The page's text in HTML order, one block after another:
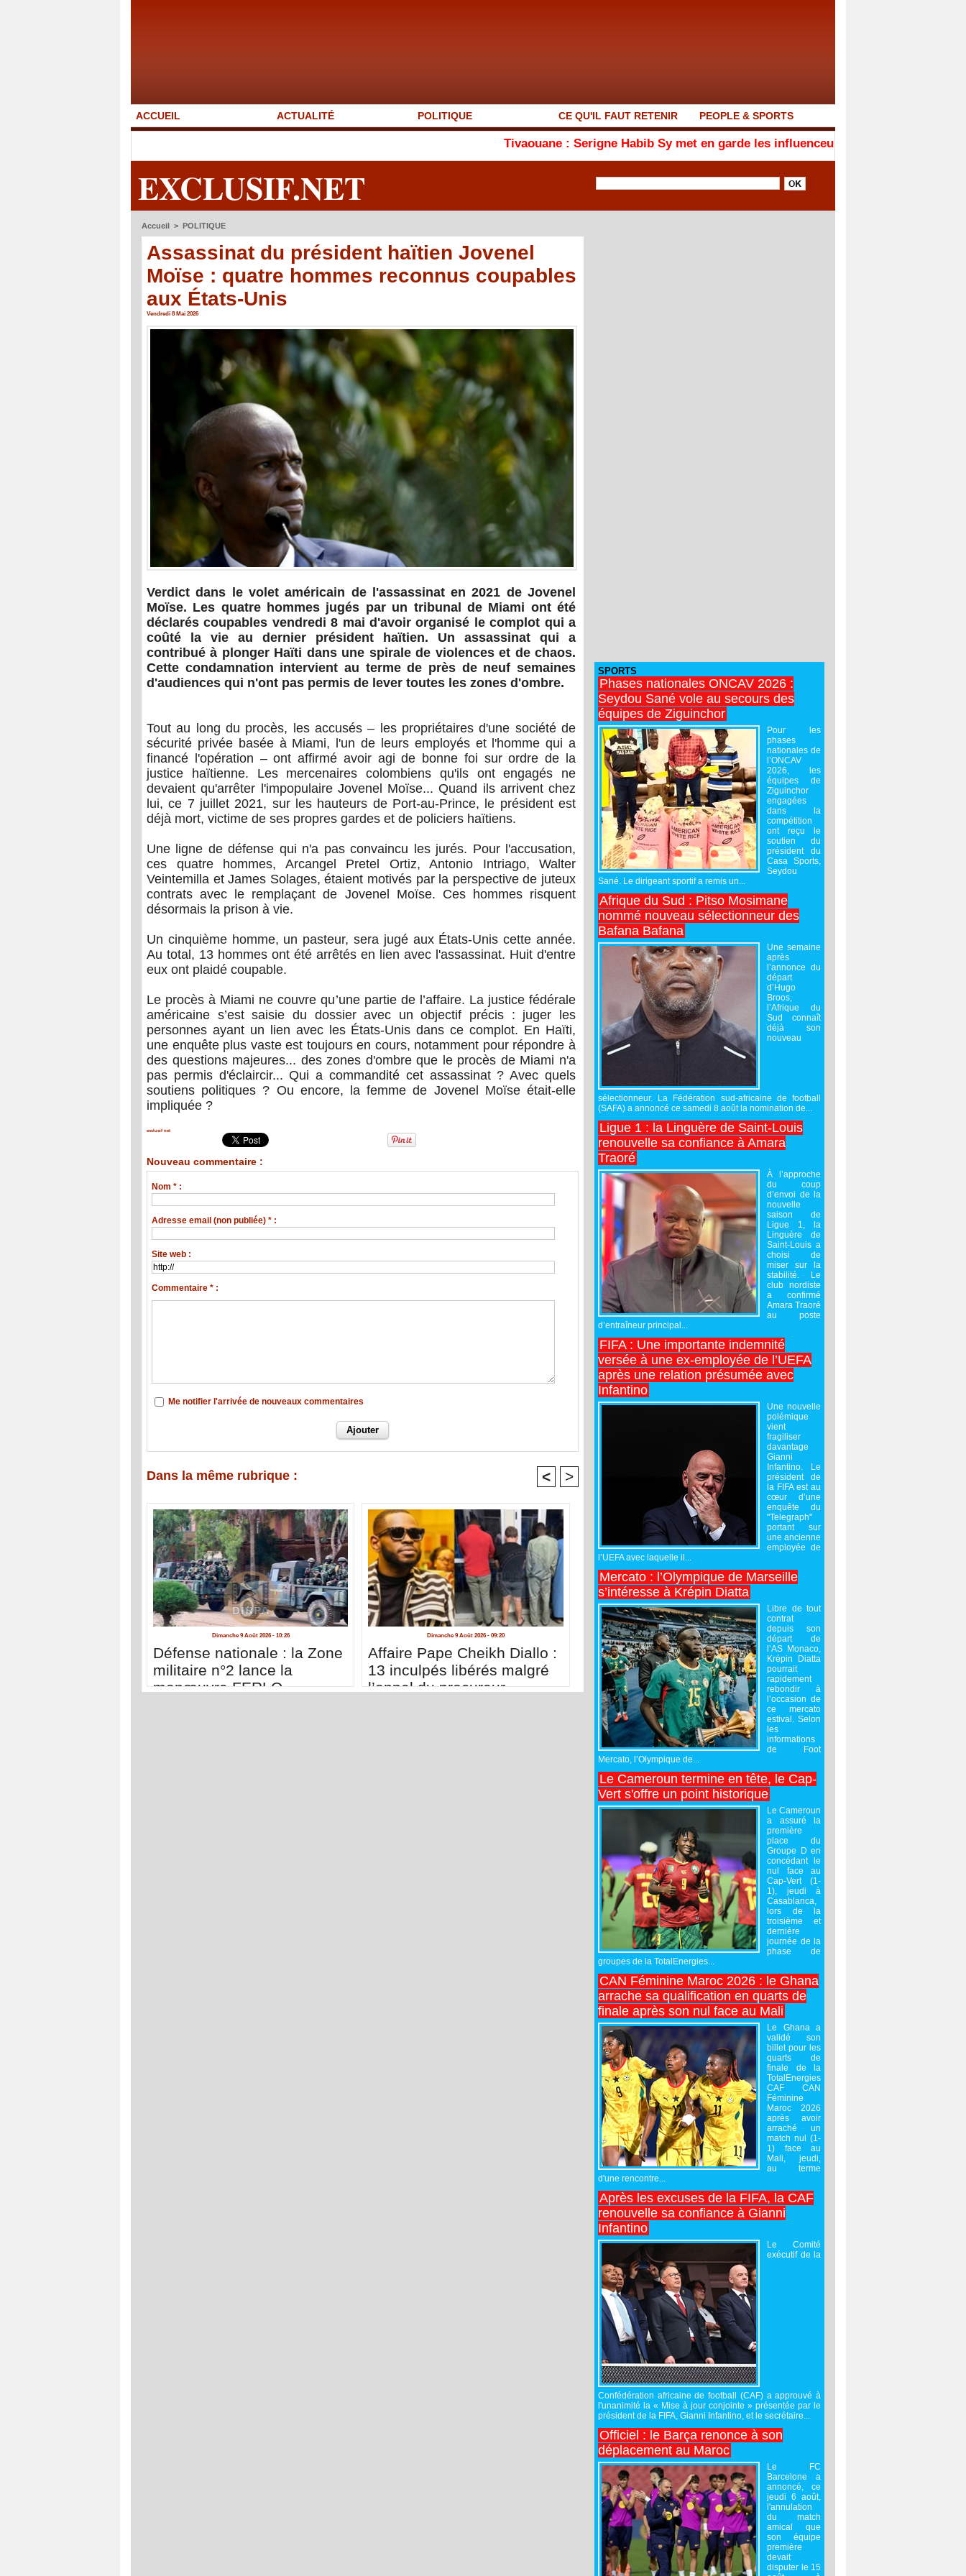
ACCUEIL ACTUALITÉ POLITIQUE CE QU'IL FAUT RETENIR PEOPLE & SPORTS
Tivaouane : Serigne Habib Sy met en garde les influenceurs contre le « folklore » au Gamou
EXCLUSIF.NET
Accueil > POLITIQUE
Assassinat du président haïtien Jovenel
Moïse : quatre hommes reconnus coupables
aux États-Unis
Vendredi 8 Mai 2026
Verdict dans le volet américain de l'assassinat en 2021 de Jovenel
Moïse. Les quatre hommes jugés par un tribunal de Miami ont été
déclarés coupables vendredi 8 mai d'avoir organisé le complot qui a
coûté la vie au dernier président haïtien. Un assassinat qui a
contribué à plonger Haïti dans une spirale de violences et de chaos.
Cette condamnation intervient au terme de près de neuf semaines
d'audiences qui n'ont pas permis de lever toutes les zones d'ombre.
Tout au long du procès, les accusés – les propriétaires d'une société de
sécurité privée basée à Miami, l'un de leurs employés et l'homme qui a
financé l'opération – ont affirmé avoir agi de bonne foi sur ordre de la
justice haïtienne. Les mercenaires colombiens qu'ils ont engagés ne
devaient qu'arrêter l'impopulaire Jovenel Moïse... Quand ils arrivent chez
lui, ce 7 juillet 2021, sur les hauteurs de Port-au-Prince, le président est
déjà mort, victime de ses propres gardes et de policiers haïtiens.
Une ligne de défense qui n'a pas convaincu les jurés. Pour l'accusation,
ces quatre hommes, Arcangel Pretel Ortiz, Antonio Intriago, Walter
Veintemilla et James Solages, étaient motivés par la perspective de juteux
contrats avec le remplaçant de Jovenel Moïse. Ces hommes risquent
désormais la prison à vie.
Un cinquième homme, un pasteur, sera jugé aux États-Unis cette année.
Au total, 13 hommes ont été arrêtés en lien avec l'assassinat. Huit d'entre
eux ont plaidé coupable.
Le procès à Miami ne couvre qu’une partie de l’affaire. La justice fédérale
américaine s’est saisie du dossier avec un objectif précis : juger les
personnes ayant un lien avec les États-Unis dans ce complot. En Haïti,
une enquête plus vaste est toujours en cours, notamment pour répondre à
des questions majeures... des zones d'ombre que le procès de Miami n'a
pas permis d'éclaircir... Qui a commandité cet assassinat ? Avec quels
soutiens politiques ? Ou encore, la femme de Jovenel Moïse était-elle
impliquée ?
exclusif net
Nouveau commentaire :
Nom * :
Adresse email (non publiée) * :
Site web :
Commentaire * :
Me notifier l'arrivée de nouveaux commentaires
Dans la même rubrique : < >
Dimanche 9 Août 2026 - 10:26
Défense nationale : la Zone
militaire n°2 lance la
manœuvre FERLO
Dimanche 9 Août 2026 - 09:20
Affaire Pape Cheikh Diallo :
13 inculpés libérés malgré
l’appel du procureur
SPORTS
Phases nationales ONCAV 2026 :
Seydou Sané vole au secours des
équipes de Ziguinchor
Pour les
phases
nationales de
l’ONCAV
2026, les
équipes de
Ziguinchor
engagées
dans la
compétition
ont reçu le
soutien du
président du
Casa Sports,
Seydou
Sané. Le dirigeant sportif a remis un...
Afrique du Sud : Pitso Mosimane
nommé nouveau sélectionneur des
Bafana Bafana
Une semaine
après
l’annonce du
départ
d’Hugo
Broos,
l’Afrique du
Sud connaît
déjà son
nouveau
sélectionneur. La Fédération sud-africaine de football
(SAFA) a annoncé ce samedi 8 août la nomination de...
Ligue 1 : la Linguère de Saint-Louis
renouvelle sa confiance à Amara
Traoré
À l’approche
du coup
d’envoi de la
nouvelle
saison de
Ligue 1, la
Linguère de
Saint-Louis a
choisi de
miser sur la
stabilité. Le
club nordiste
a confirmé
Amara Traoré
au poste
d’entraîneur principal...
FIFA : Une importante indemnité
versée à une ex-employée de l’UEFA
après une relation présumée avec
Infantino
Une nouvelle
polémique
vient
fragiliser
davantage
Gianni
Infantino. Le
président de
la FIFA est au
cœur d’une
enquête du
"Telegraph"
portant sur
une ancienne
employée de
l’UEFA avec laquelle il...
Mercato : l’Olympique de Marseille
s’intéresse à Krépin Diatta
Libre de tout
contrat
depuis son
départ de
l’AS Monaco,
Krépin Diatta
pourrait
rapidement
rebondir à
l’occasion de
ce mercato
estival. Selon
les
informations
de Foot
Mercato, l’Olympique de...
Le Cameroun termine en tête, le Cap-
Vert s'offre un point historique
Le Cameroun
a assuré la
première
place du
Groupe D en
concédant le
nul face au
Cap-Vert (1-
1), jeudi à
Casablanca,
lors de la
troisième et
dernière
journée de la
phase de
groupes de la TotalEnergies...
CAN Féminine Maroc 2026 : le Ghana
arrache sa qualification en quarts de
finale après son nul face au Mali
Le Ghana a
validé son
billet pour les
quarts de
finale de la
TotalEnergies
CAF CAN
Féminine
Maroc 2026
après avoir
arraché un
match nul (1-
1) face au
Mali, jeudi,
au terme
d'une rencontre...
Après les excuses de la FIFA, la CAF
renouvelle sa confiance à Gianni
Infantino
Le Comité
exécutif de la
Confédération africaine de football (CAF) a approuvé à
l'unanimité la « Mise à jour conjointe » présentée par le
président de la FIFA, Gianni Infantino, et le secrétaire...
Officiel : le Barça renonce à son
déplacement au Maroc
Le FC
Barcelone a
annoncé, ce
jeudi 6 août,
l'annulation
du match
amical que
son équipe
première
devait
disputer le 15